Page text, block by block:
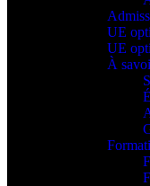
UE
UE
À